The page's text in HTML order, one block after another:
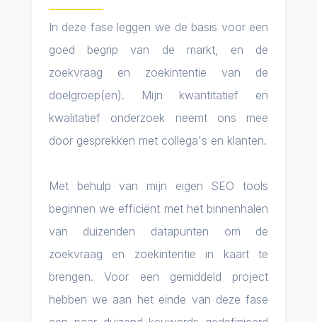
In deze fase leggen we de basis voor een
goed begrip van de markt, en de
zoekvraag en zoekintentie van de
doelgroep(en). Mijn kwantitatief en
kwalitatief onderzoek neemt ons mee
door gesprekken met collega's en klanten.
Met behulp van mijn eigen SEO tools
beginnen we efficiënt met het binnenhalen
van duizenden datapunten om de
zoekvraag en zoekintentie in kaart te
brengen. Voor een gemiddeld project
hebben we aan het einde van deze fase